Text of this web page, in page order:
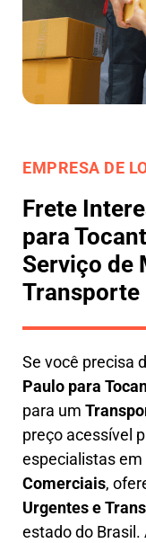
EMPRESA DE
Frete
para
Serviço de
Transporte
Se você precisa
Paulo para
para um T
preço acessível
especialistas em
Comerciais,
Urgentes e
estado do Brasil.